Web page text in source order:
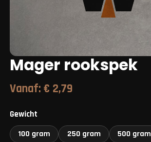
Mager rookspek
Vanaf: € 2,79
Gewicht
100 gram 250 gram 500 gram